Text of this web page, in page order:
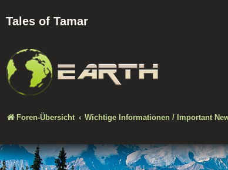
Tales of Tamar
Foren-Übersicht Wichtige Informationen / Important